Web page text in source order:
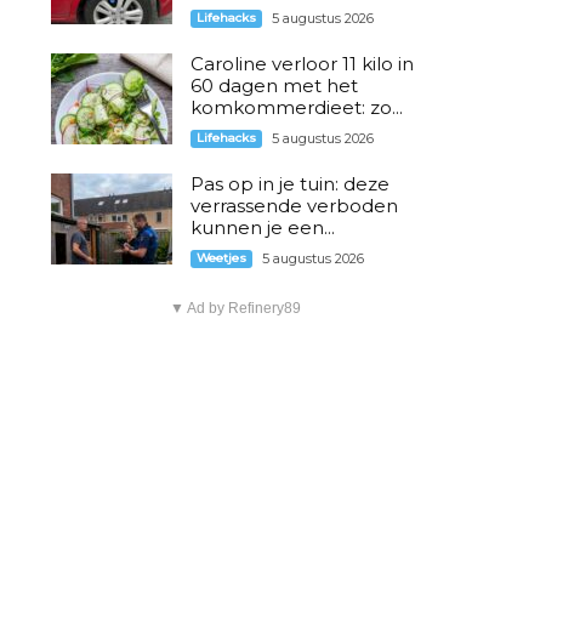
Lifehacks 5 augustus 2026
Caroline verloor 11 kilo in
60 dagen met het
komkommerdieet: zo...
Lifehacks 5 augustus 2026
Pas op in je tuin: deze
verrassende verboden
kunnen je een...
Weetjes 5 augustus 2026
▼ Ad by Refinery89